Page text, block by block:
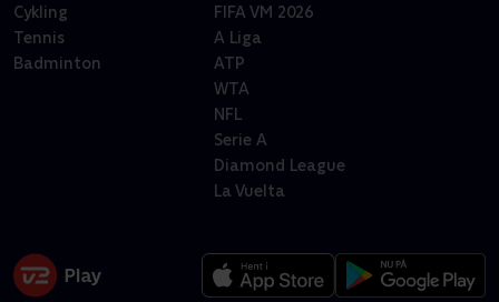
Cykling
Tennis
Badminton
FIFA VM 2026
A Liga
ATP
WTA
NFL
Serie A
Diamond League
La Vuelta